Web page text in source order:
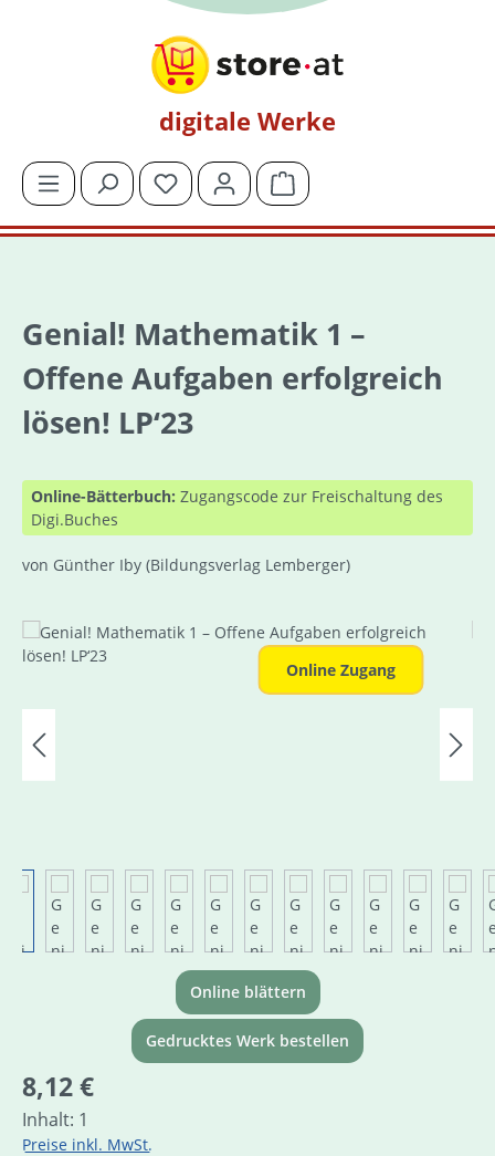
digitale Werke
Du hast 0 Produkte auf dem Merkzettel
Warenkorb enthält 0
Genial! Mathematik 1 –
Offene Aufgaben erfolgreich
lösen! LP‘23
Online-Bätterbuch: Zugangscode zur Freischaltung des
Digi.Buches
von Günther Iby (Bildungsverlag Lemberger)
Bildergalerie überspringen
Online Zugang
Online blättern
Gedrucktes Werk bestellen
Regulärer Preis:
8,12 €
Inhalt: 1
Preise inkl. MwSt.